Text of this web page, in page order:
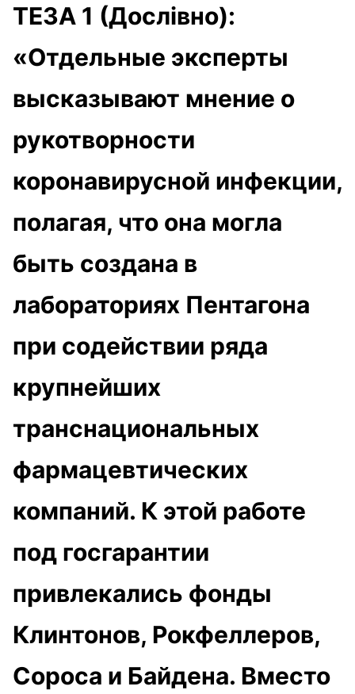
ТЕЗА 1 (Дослівно):
«Отдельные эксперты
высказывают мнение о
рукотворности
коронавирусной инфекции,
полагая, что она могла
быть создана в
лабораториях Пентагона
при содействии ряда
крупнейших
транснациональных
фармацевтических
компаний. К этой работе
под госгарантии
привлекались фонды
Клинтонов, Рокфеллеров,
Сороса и Байдена. Вместо